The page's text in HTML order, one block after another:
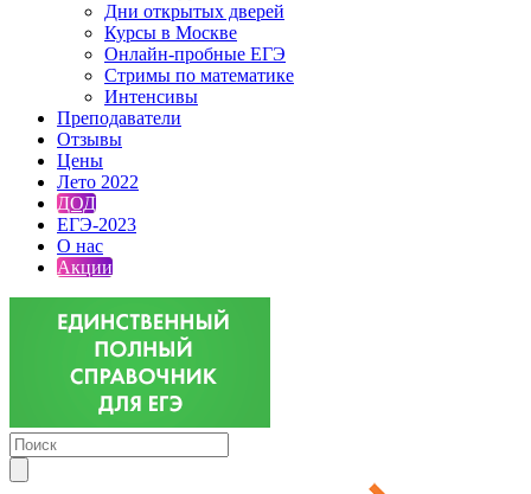
Дни открытых дверей
Курсы в Москве
Онлайн-пробные ЕГЭ
Стримы по математике
Интенсивы
Преподаватели
Отзывы
Цены
Лето 2022
ДОД
ЕГЭ-2023
О нас
Акции